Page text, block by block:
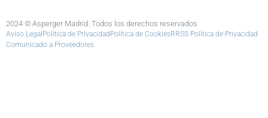
2024 © Asperger Madrid. Todos los derechos reservados
Aviso Legal Política de PrivacidadPolítica de CookiesRRSS Política de Privacidad
Comunicado a Proveedores